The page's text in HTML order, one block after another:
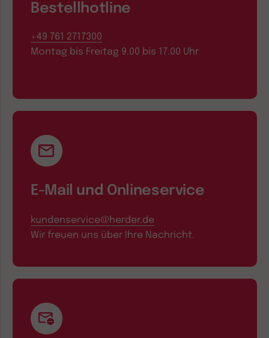
Bestellhotline
+49 761 2717300
Montag bis Freitag 9.00 bis 17.00 Uhr
E-Mail und Onlineservice
kundenservice@herder.de
Wir freuen uns über Ihre Nachricht.